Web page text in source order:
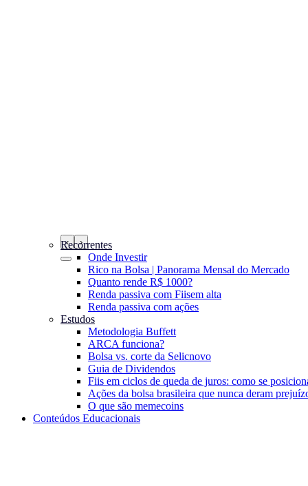
‹ ›
Recorrentes
Onde Investir
Rico na Bolsa | Panorama Mensal do Mercado
Quanto rende R$ 1000?
Renda passiva com Fiisem alta
Renda passiva com ações
Estudos
Metodologia Buffett
ARCA funciona?
Bolsa vs. corte da Selicnovo
Guia de Dividendos
Fiis em ciclos de queda de juros: como se
Ações da bolsa brasileira que nunca deram
O que são memecoins
Conteúdos Educacionais